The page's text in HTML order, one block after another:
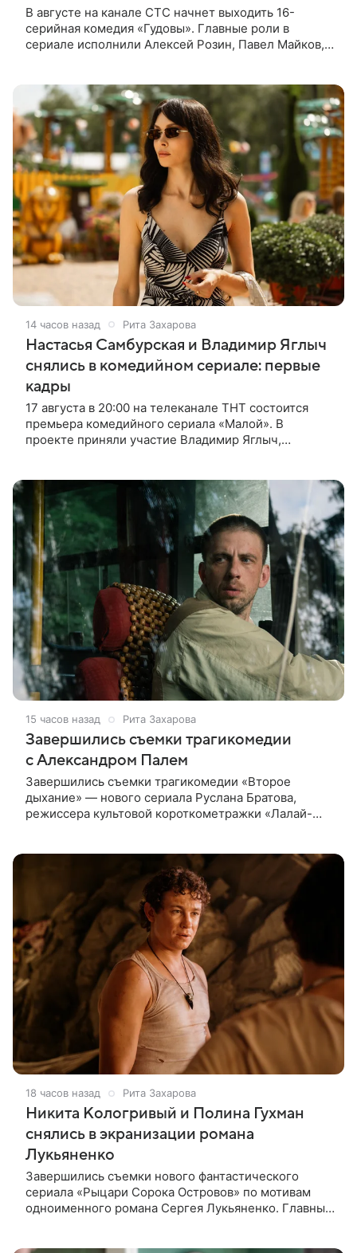
В августе на канале СТС начнет выходить 16-
серийная комедия «Гудовы». Главные роли в
сериале исполнили Алексей Розин, Павел Майков,
14 часов назад Рита Захарова
Настасья Самбурская и Владимир Яглыч
снялись в комедийном сериале: первые
кадры
17 августа в 20:00 на телеканале ТНТ состоится
премьера комедийного сериала «Малой». В
проекте приняли участие Владимир Яглыч,
15 часов назад Рита Захарова
Завершились съемки трагикомедии
с Александром Палем
Завершились съемки трагикомедии «Второе
дыхание» — нового сериала Руслана Братова,
режиссера культовой короткометражки «Лалай-
18 часов назад Рита Захарова
Никита Кологривый и Полина Гухман
снялись в экранизации романа
Лукьяненко
Завершились съемки нового фантастического
сериала «Рыцари Сорока Островов» по мотивам
одноименного романа Сергея Лукьяненко. Главные